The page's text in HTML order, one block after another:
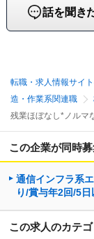
話を聞き
転職・求人情報サイ
造・作業系関連職
残業ほぼなし*ノルマ
この企業が同時
通信インフラ系
り/賞与年2回/5
この求人のカテゴ